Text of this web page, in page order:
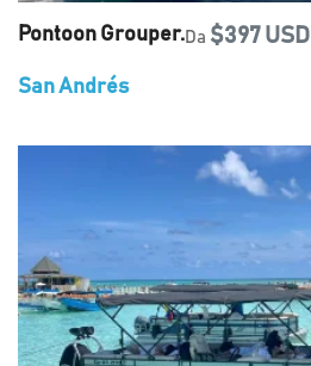
Pontoon Grouper.Da $397 USD
San Andrés